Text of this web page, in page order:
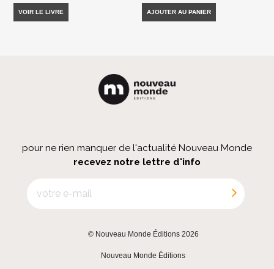
VOIR LE LIVRE AJOUTER AU PANIER
pour ne rien manquer de l'actualité Nouveau Monde
recevez notre lettre d'info
© Nouveau Monde Éditions 2026
Nouveau Monde Éditions